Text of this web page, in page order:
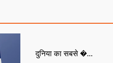
दुनिया का सबसे �...